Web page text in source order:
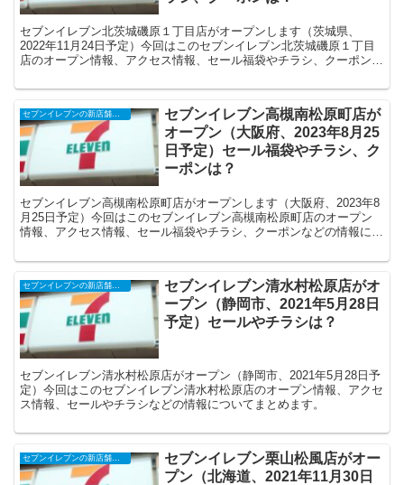
セブンイレブン北茨城磯原１丁目店がオープンします（茨城県、
2022年11月24日予定）今回はこのセブンイレブン北茨城磯原１丁目
店のオープン情報、アクセス情報、セール福袋やチラシ、クーポンな
セブンイレブン高槻南松原町店が
オープン（大阪府、2023年8月25
日予定）セール福袋やチラシ、ク
ーポンは？
セブンイレブン高槻南松原町店がオープンします（大阪府、2023年8
月25日予定）今回はこのセブンイレブン高槻南松原町店のオープン
情報、アクセス情報、セール福袋やチラシ、クーポンなどの情報につ
セブンイレブンの新店舗開店予定・オープンセール（福袋）、クーポンなど
セブンイレブン清水村松原店がオ
ープン（静岡市、2021年5月28日
予定）セールやチラシは？
セブンイレブン清水村松原店がオープン（静岡市、2021年5月28日予
定）今回はこのセブンイレブン清水村松原店のオープン情報、アクセ
ス情報、セールやチラシなどの情報についてまとめます。
セブンイレブン栗山松風店がオー
プン（北海道、2021年11月30日